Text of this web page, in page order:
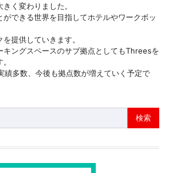
く変わりました。
できる世界を目指してホテルやワークボッ
提供していきます。
キングスペースのサブ拠点としてもThreesを
績多数、今後も拠点数が増えていく予定で